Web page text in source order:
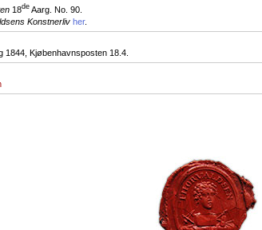
18de Aarg. No. 90.
Konstnerliv her.
Kjøbenhavnsposten 18.4.